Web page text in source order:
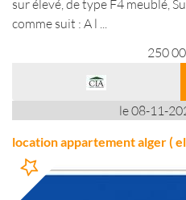
sur élevé, de type F4 meublé,
comme suit : A l ...
250
le 08-11-
location appartement alger (